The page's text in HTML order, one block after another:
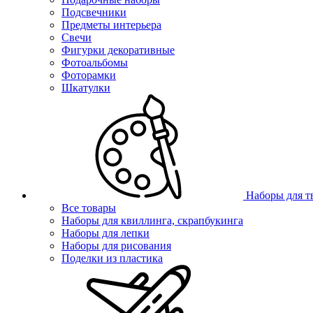
Подсвечники
Предметы интерьера
Свечи
Фигурки декоративные
Фотоальбомы
Фоторамки
Шкатулки
Наборы для
Все товары
Наборы для квиллинга, скрапбукинга
Наборы для лепки
Наборы для рисования
Поделки из пластика